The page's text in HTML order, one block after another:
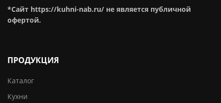
*Сайт https://kuhni-nab.ru/ не является публичной
офертой.
ПРОДУКЦИЯ
Каталог
Кухни